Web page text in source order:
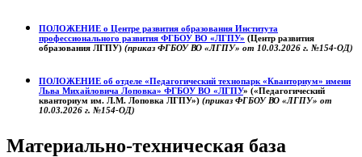
ПОЛОЖЕНИЕ о Центре развития образования Института
профессионального развития ФГБОУ ВО «ЛГПУ» (Центр развития
образования ЛГПУ) (приказ ФГБОУ ВО «ЛГПУ» от 10.03.2026 г. №154-ОД)
ПОЛОЖЕНИЕ об отделе «Педагогический технопарк «Кванториум» имени
Льва Михайловича Лоповка» ФГБОУ ВО «ЛГПУ» («Педагогический
кванториум им. Л.М. Лоповка ЛГПУ») (приказ ФГБОУ ВО «ЛГПУ» от
10.03.2026 г. №154-ОД)
Материально-техническая база